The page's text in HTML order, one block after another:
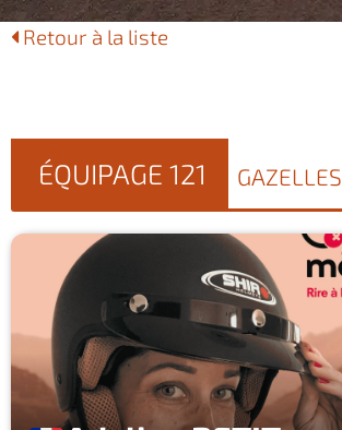
Retour à la liste
ÉQUIPAGE 121 GAZELLES